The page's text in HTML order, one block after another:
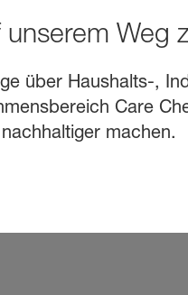
Weg
über Haushalts-,
Care
machen.